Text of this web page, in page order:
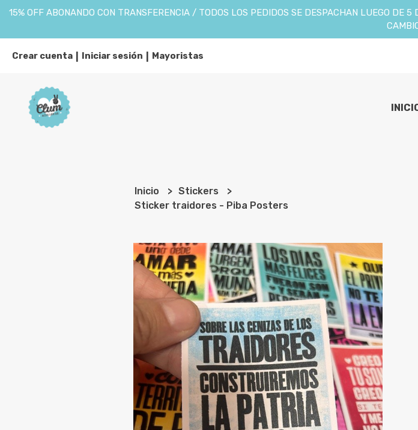
15% OFF ABONANDO CON TRANSFERENCIA / TODOS LOS PEDIDOS SE DESPACHAN LUEGO DE
Crear cuenta Iniciar sesión Mayoristas
Inicio
Stickers
Sticker traidores - Piba Posters